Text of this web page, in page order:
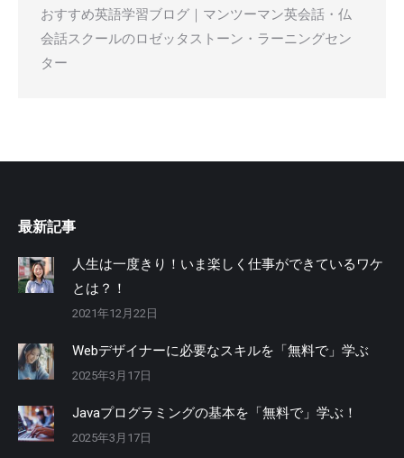
おすすめ英語学習ブログ｜マンツーマン英会話・仏
会話スクールのロゼッタストーン・ラーニングセン
ター
最新記事
人生は一度きり！いま楽しく仕事ができているワケ
とは？！
2021年12月22日
Webデザイナーに必要なスキルを「無料で」学ぶ
2025年3月17日
Javaプログラミングの基本を「無料で」学ぶ！
2025年3月17日